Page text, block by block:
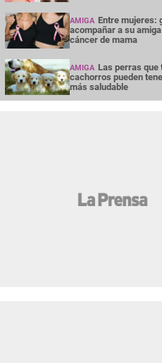
AMIGA Entre mujeres:
acompañar a su
cáncer de mama
AMIGA Las perras que
cachorros pueden
más saludable